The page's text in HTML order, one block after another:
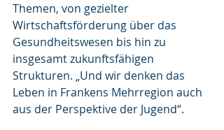
Themen, von gezielter
Wirtschaftsförderung über das
Gesundheitswesen bis hin zu
insgesamt zukunftsfähigen
Strukturen. „Und wir denken das
Leben in Frankens Mehrregion auch
aus der Perspektive der Jugend“.